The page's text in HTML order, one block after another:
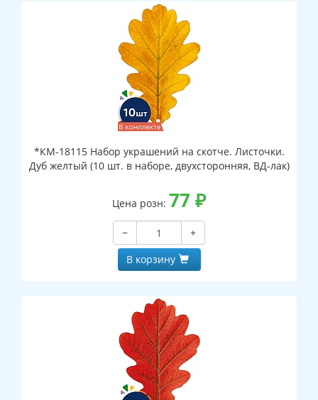
*КМ-18115 Набор украшений на скотче. Листочки.
Дуб желтый (10 шт. в наборе, двухсторонняя, ВД-лак)
Цена розн: 77 ₽
−
+
В корзину